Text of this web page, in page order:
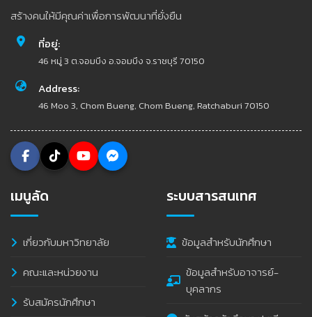
สร้างคนให้มีคุณค่าเพื่อการพัฒนาที่ยั่งยืน
ที่อยู่:
46 หมู่ 3 ต.จอมบึง อ.จอมบึง จ.ราชบุรี 70150
Address:
46 Moo 3, Chom Bueng, Chom Bueng, Ratchaburi 70150
เมนูลัด
เกี่ยวกับมหาวิทยาลัย
คณะและหน่วยงาน
รับสมัครนักศึกษา
ระบบสารสนเทศ
ข้อมูลสำหรับนักศึกษา
ข้อมูลสำหรับอาจารย์-
บุคลากร